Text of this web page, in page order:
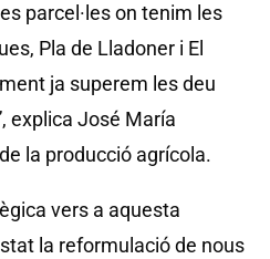
parcel·les on tenim les
Pla de Lladoner i El
ja superem les deu
explica José María
la producció agrícola.
vers a aquesta
la reformulació de nous